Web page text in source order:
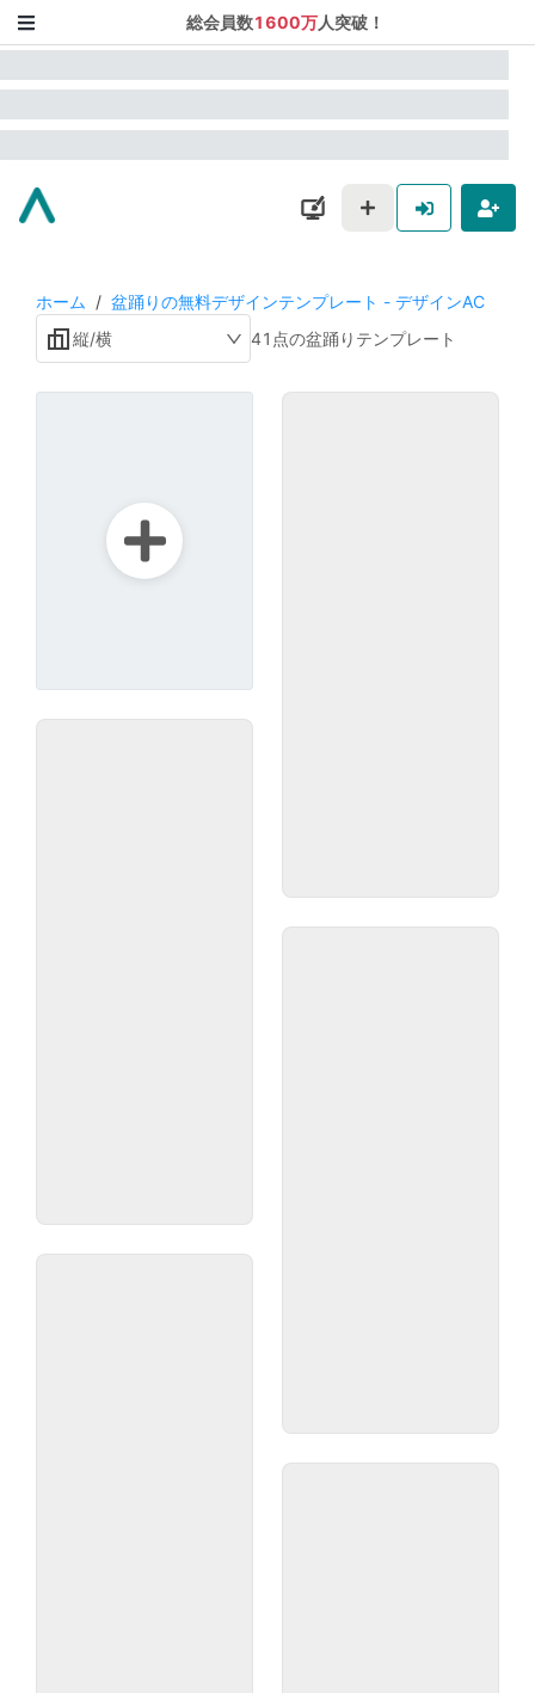
総会員数1600万人突破！
ホーム / 盆踊りの無料デザインテンプレート - デザインAC
縦/横
41点の盆踊りテンプレート